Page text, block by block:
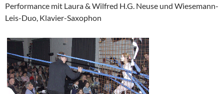
Performance mit Laura & Wilfred H.G. Neuse und Wiesemann-
Leis-Duo, Klavier-Saxophon